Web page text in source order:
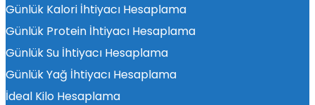
Günlük Kalori İhtiyacı Hesaplama
Günlük Protein İhtiyacı Hesaplama
Günlük Su İhtiyacı Hesaplama
Günlük Yağ İhtiyacı Hesaplama
İdeal Kilo Hesaplama